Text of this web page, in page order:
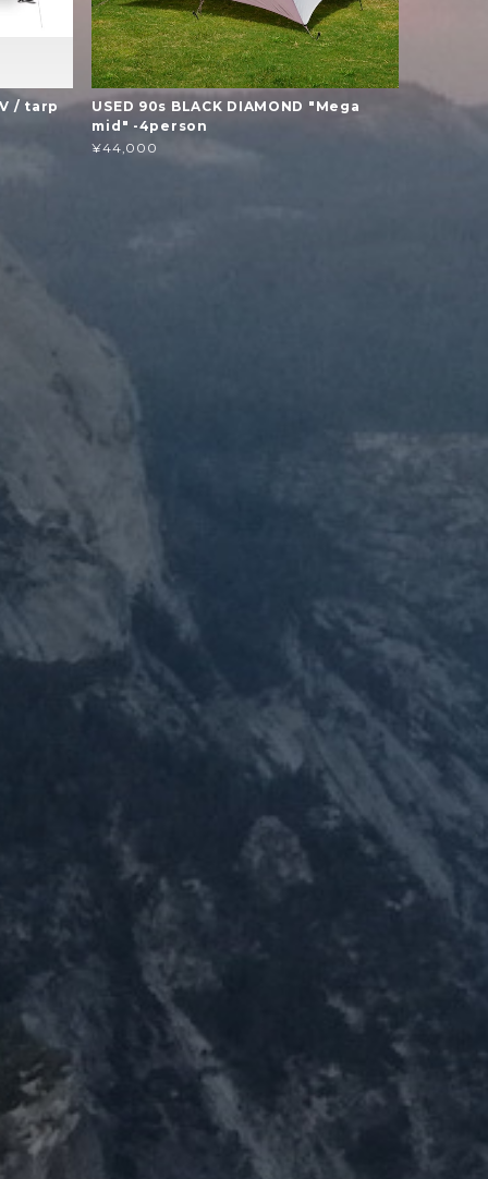
/ tarp
USED 90s BLACK DIAMOND "Mega
mid" -4person
¥44,000